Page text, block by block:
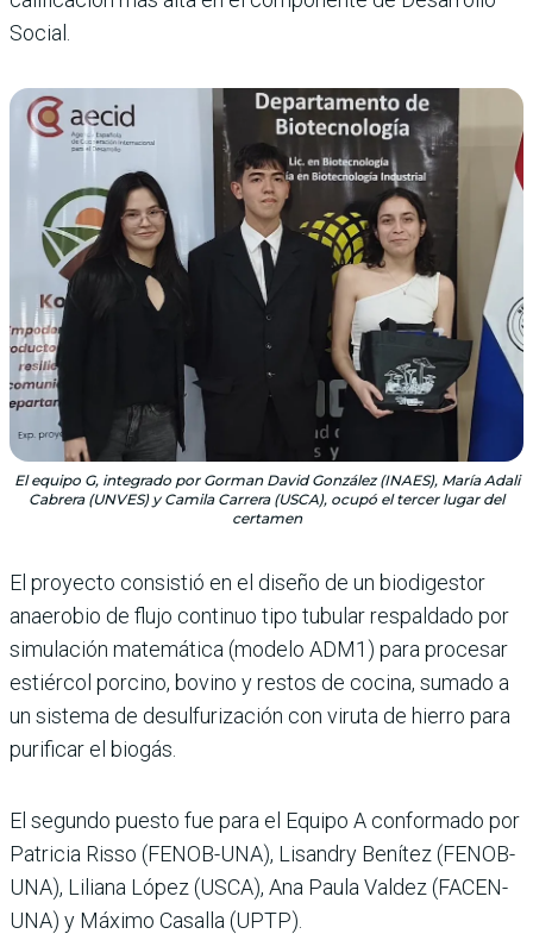
Social.
El equipo G, integrado por Gorman David González (INAES), María Adali
Cabrera (UNVES) y Camila Carrera (USCA), ocupó el tercer lugar del
certamen
El proyecto consistió en el diseño de un biodigestor
anaerobio de flujo continuo tipo tubular respaldado por
simulación matemática (modelo ADM1) para procesar
estiércol porcino, bovino y restos de cocina, sumado a
un sistema de desulfurización con viruta de hierro para
purificar el biogás.
El segundo puesto fue para el Equipo A conformado por
Patricia Risso (FENOB-UNA), Lisandry Benítez (FENOB-
UNA), Liliana López (USCA), Ana Paula Valdez (FACEN-
UNA) y Máximo Casalla (UPTP).